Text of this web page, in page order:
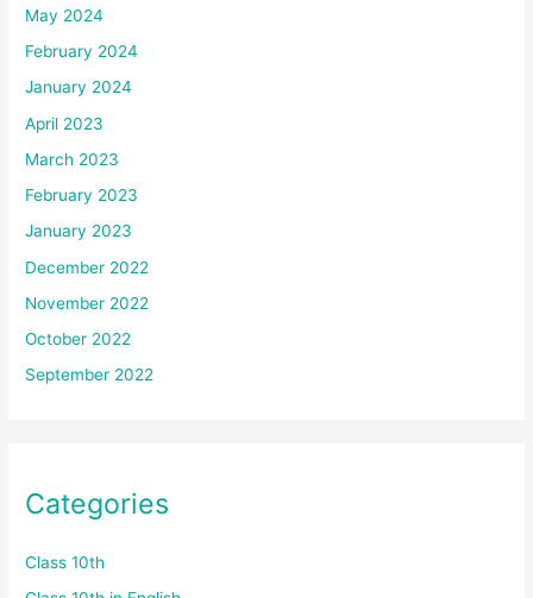
May 2024
February 2024
January 2024
April 2023
March 2023
February 2023
January 2023
December 2022
November 2022
October 2022
September 2022
Categories
Class 10th